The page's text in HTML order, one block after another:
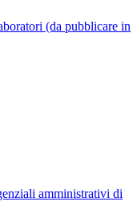
(da pubblicare in
amministrativi di